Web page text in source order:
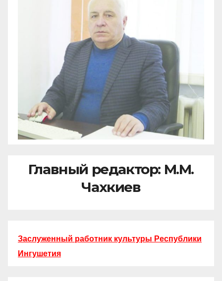
Главный редактор: М.М.
Чахкиев
Заслуженный работник культуры Республики
Ингушетия